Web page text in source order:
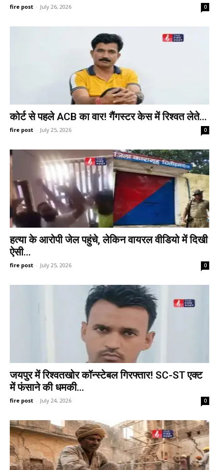
fire post - July 26, 2026 0
कोर्ट से पहले ACB का वार! गैंगस्टर केस में रिश्वत लेते...
fire post - July 25, 2026 0
हत्या के आरोपी जेल पहुंचे, लेकिन वायरल वीडियो में दिखी
ऐसी...
fire post - July 25, 2026 0
जयपुर में रिश्वतखोर कॉन्स्टेबल गिरफ्तार! SC-ST एक्ट
में फंसाने की धमकी...
fire post - July 24, 2026 0